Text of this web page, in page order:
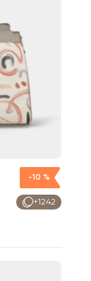
-10 %
+1242